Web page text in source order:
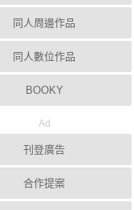
同人周邊作品
同人數位作品
BOOKY
Ad
刊登廣告
合作提案